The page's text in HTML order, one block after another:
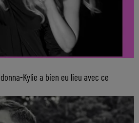
Kylie a bien eu lieu avec ce